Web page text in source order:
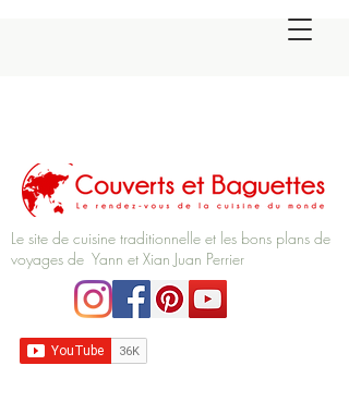
Le site de cuisine traditionnelle et les bons plans de
voyages de Yann et Xian Juan Perrier